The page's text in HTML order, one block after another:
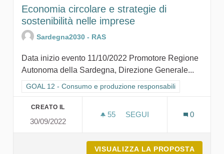
Economia circolare e strategie di
sostenibilità nelle imprese
Sardegna2030 - RAS
Data inizio evento 11/10/2022 Promotore Regione
Autonoma della Sardegna, Direzione Generale...
Filtra i risultati per categoria: GOAL 12 - Consumo e
GOAL 12 - Consumo e produzione responsabili
CREATO IL
30/09/2022
55 55 SOSTENITORI
SEGUI
0
VISUALIZZA LA PROPOSTA